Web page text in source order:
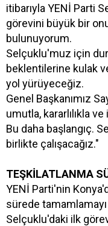
itibarıyla YENİ Parti
görevini büyük bir
bulunuyorum.
Selçuklu'muz için
beklentilerine kulak
yol yürüyeceğiz.
Genel Başkanımız
umutla, kararlılıkla
Bu daha başlangıç.
birlikte çalışacağız."
TEŞKİLATLANMA
YENİ Parti'nin
sürede
Selçuklu'daki ilk